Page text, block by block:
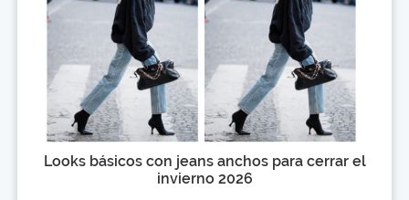
Looks básicos con jeans anchos para cerrar el
invierno 2026